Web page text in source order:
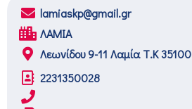
lamiaskp@gmail.gr
ΛΑΜΙΑ
Λεωνίδου 9-11 Λαμία Τ.Κ 35100
2231350028